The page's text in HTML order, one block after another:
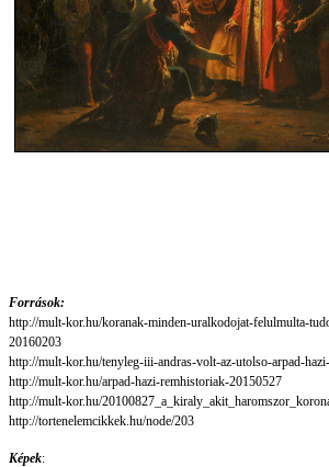
Források:
http://mult-kor.hu/koranak-minden-uralkodojat-felulmulta-
20160203
http://mult-kor.hu/tenyleg-iii-andras-volt-az-utolso-arpad-
http://mult-kor.hu/arpad-hazi-remhistoriak-20150527
http://mult-kor.hu/
http://tortenelemcikkek.hu/node/203
Képek: